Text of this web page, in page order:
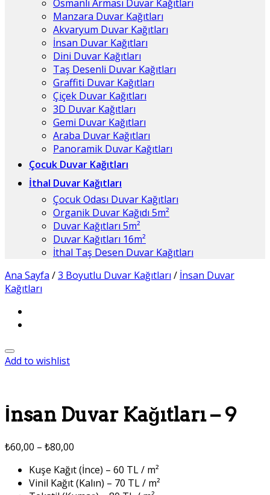
Osmanlı Arması Duvar Kağıtları
Manzara Duvar Kağıtları
Akvaryum Duvar Kağıtları
İnsan Duvar Kağıtları
Dini Duvar Kağıtları
Taş Desenli Duvar Kağıtları
Graffiti Duvar Kağıtları
Çiçek Duvar Kağıtları
3D Duvar Kağıtları
Gemi Duvar Kağıtları
Araba Duvar Kağıtları
Panoramik Duvar Kağıtları
Çocuk Duvar Kağıtları
İthal Duvar Kağıtları
Çocuk Odası Duvar Kağıtları
Organik Duvar Kağıdı 5m²
Duvar Kağıtları 5m²
Duvar Kağıtları 16m²
İthal Taş Desen Duvar Kağıtları
Ana Sayfa /3 Boyutlu Duvar Kağıtları / İnsan Duvar
Kağıtları
Add to wishlist
İnsan Duvar Kağıtları – 9
₺60,00 – ₺80,00
Kuşe Kağıt (İnce) – 60 TL / m²
Vinil Kağıt (Kalın) – 70 TL / m²